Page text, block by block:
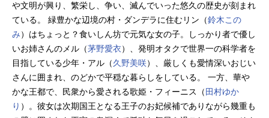
や文明が興り、繁栄し、争い、滅んでいった悠久の歴史が刻まれ
ている。 緑豊かな辺境の村・ダンデラに住むリン（鈴木この
み）はちょっと？食いしん坊で元気な女の子。しっかり者で優し
いお姉さんのメル（茅野愛衣）、発明オタクで世界一の科学者を
目指している少年・アル（久野美咲）、厳しくも愛情深いおじい
さんに囲まれ、のどかで平穏な暮らしをしている。 一方、華や
かな王都で、民衆から愛される歌姫・フィーニス（ 田村ゆか
り ）。彼女は次期国王となる王子のお妃候補でありながら幾重も